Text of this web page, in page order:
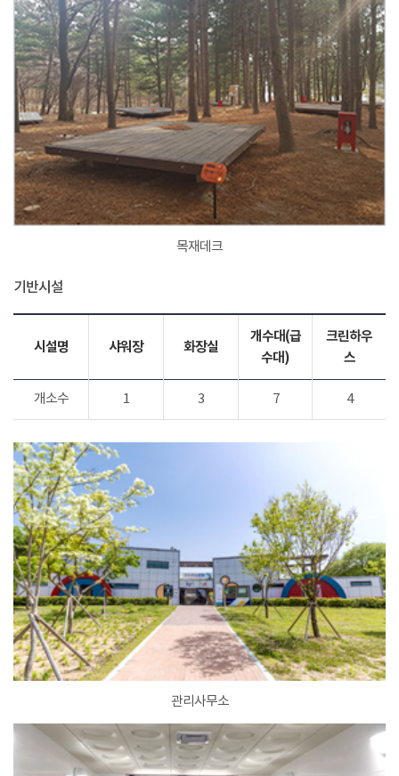
목재데크
기반시설
시설명 샤워장 화장실
개수대(급
수대)
크린하우
스
개소수 1 3 7 4
관리사무소